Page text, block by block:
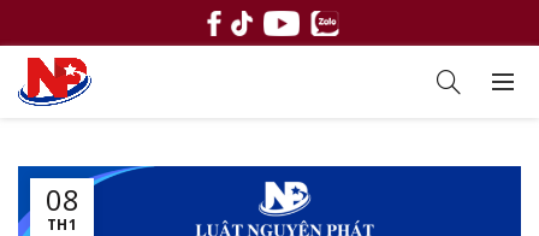
08
TH1